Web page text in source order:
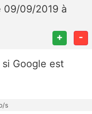
09/09/2019 à
+ -
Google est
s